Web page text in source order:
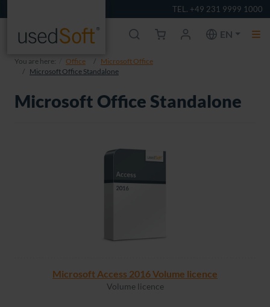
TEL. +49 231 9999 1000
EN
You are here: Office
Microsoft Office
Microsoft Office Standalone
Microsoft Office Standalone
Microsoft Access 2016 Volume licence
Volume licence